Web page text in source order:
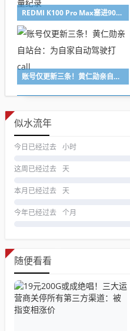
REDMI K100 Pro Max塞进9070mAh电池：刷新K系列容量纪录
账号仅更新三条！黄仁勋亲自站台：为自家自动驾驶打call
似水流年
今日已经过去 小时
这周已经过去 天
本月已经过去 天
今年已经过去 个月
随便看看